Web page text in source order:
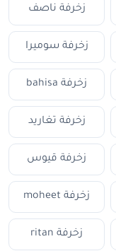
زخرفة ناصف
زخرفة سوميرا
زخرفة bahisa
زخرفة تغاريد
زخرفة قيوس
زخرفة moheet
زخرفة ritan